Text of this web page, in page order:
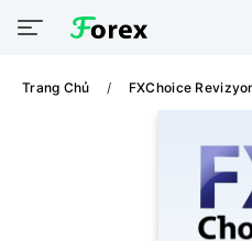
Trang Chủ FXChoice